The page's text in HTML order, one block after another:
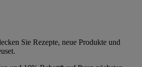
Sie Rezepte, neue Produkte und